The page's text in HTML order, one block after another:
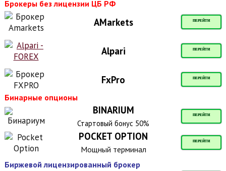
Брокеры без лицензии ЦБ РФ
AMarkets ПЕРЕЙТИ
Alpari ПЕРЕЙТИ
FxPro ПЕРЕЙТИ
Бинарные опционы
BINARIUM ПЕРЕЙТИ
Стартовый бонус 50%
POCKET OPTION ПЕРЕЙТИ
Мощный терминал
Биржевой лицензированный брокер